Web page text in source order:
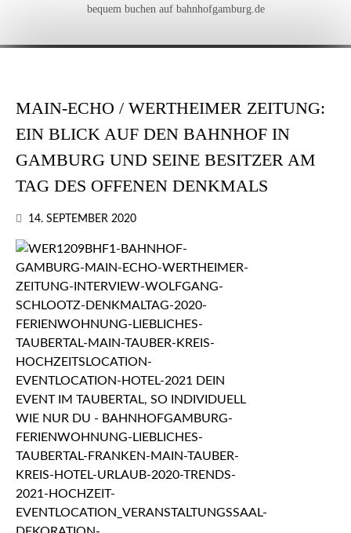
bequem buchen auf bahnhofgamburg.de
MAIN-ECHO / WERTHEIMER ZEITUNG:
EIN BLICK AUF DEN BAHNHOF IN
GAMBURG UND SEINE BESITZER AM
TAG DES OFFENEN DENKMALS
14. SEPTEMBER 2020